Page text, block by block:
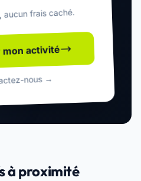
aucun frais caché.
activité
nous →
à proximité